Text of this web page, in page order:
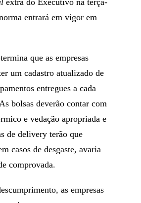
extra do Executivo na terça-
entrará em vigor em
que as empresas
um cadastro atualizado de
entregues a cada
bolsas deverão contar com
e vedação apropriada e
de delivery terão que
casos de desgaste, avaria
comprovada.
as empresas